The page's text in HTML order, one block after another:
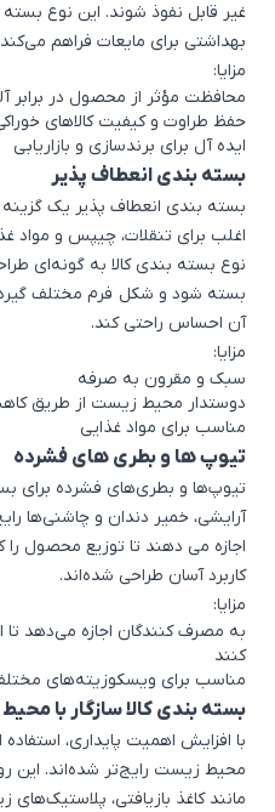
غیر قابل نفوذ شوند. این نوع
بهداشتی برای مایعات فراهم
مزایا:
محافظت مؤثر از محصول در برابر
حفظ طراوت و کیفیت کالاهای
ایده آل برای برندسازی و بازاریابی
بسته بندی انعطاف پذیر
بسته بندی انعطاف پذیر یک
اغلب برای تنقلات، چیپس و مواد
نوع بسته بندی کالا به گونه‌ای
بسته شود و شکل فرم مختلف گیرد
آن احساس راحتی کند.
مزایا:
سبک و مقرون به صرفه
دوستدار محیط زیست از طریق
مناسب برای مواد غذایی
تیوپ‌ ها و بطری های فشرده
تیوپ‌ها و بطری‌های فشرده برای
آرایشی، خمیر دندان و چاشنی‌ها
اجازه می دهند تا توزیع محصول را
کاربرد آسان طراحی شده‌اند.
مزایا:
به مصرف کنندگان اجازه می‌دهد
کنند
مناسب برای ویسکوزیته‌های
بسته بندی کالا سازگار با
با افزایش اهمیت پایداری، استفاده
محیط زیست رایج‌تر شده‌اند. این
مانند کاغذ بازیافتی،